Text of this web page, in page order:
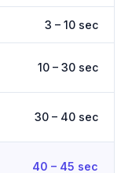
3 – 10 sec
10 – 30 sec
30 – 40 sec
40 – 45 sec